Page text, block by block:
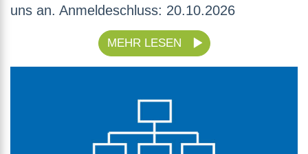
uns an. Anmeldeschluss: 20.10.2026
MEHR LESEN